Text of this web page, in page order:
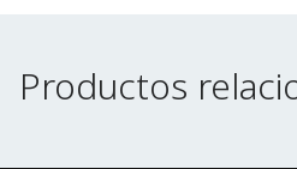
Productos relacionados
Productos